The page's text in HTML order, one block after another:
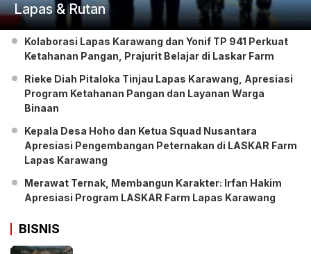
Lapas & Rutan
Kolaborasi Lapas Karawang dan Yonif TP 941 Perkuat
Ketahanan Pangan, Prajurit Belajar di Laskar Farm
Rieke Diah Pitaloka Tinjau Lapas Karawang, Apresiasi
Program Ketahanan Pangan dan Layanan Warga
Binaan
Kepala Desa Hoho dan Ketua Squad Nusantara
Apresiasi Pengembangan Peternakan di LASKAR Farm
Lapas Karawang
Merawat Ternak, Membangun Karakter: Irfan Hakim
Apresiasi Program LASKAR Farm Lapas Karawang
BISNIS